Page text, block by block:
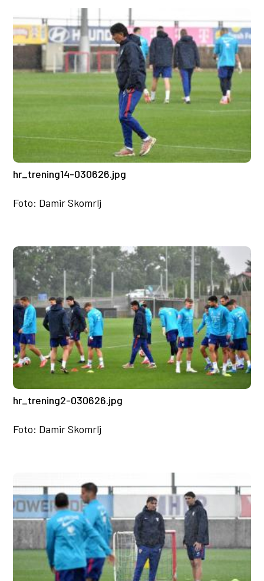
hr_trening14-030626.jpg
Foto: Damir Skomrlj
hr_trening2-030626.jpg
Foto: Damir Skomrlj